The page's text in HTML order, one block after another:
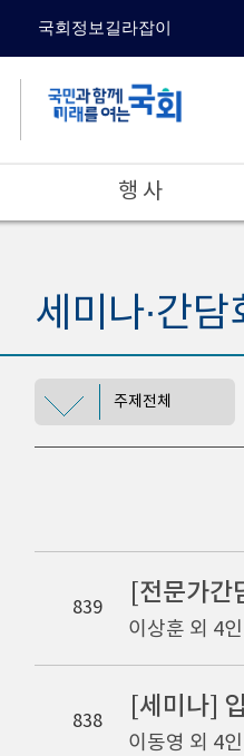
국회정보길라잡이
행 사
세미나∙간담
주제전체
839 [전문가간
이상훈 외 4인
838
이동영 외 4인